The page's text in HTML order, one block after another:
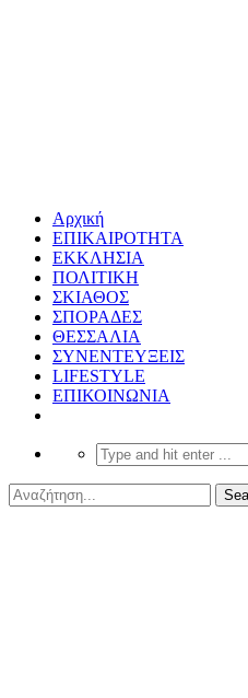
Αρχική
ΕΠΙΚΑΙΡΟΤΗΤΑ
ΕΚΚΛΗΣΙΑ
ΠΟΛΙΤΙΚΗ
ΣΚΙΑΘΟΣ
ΣΠΟΡΑΔΕΣ
ΘΕΣΣΑΛΙΑ
ΣΥΝΕΝΤΕΥΞΕΙΣ
LIFESTYLE
ΕΠΙΚΟΙΝΩΝΙΑ